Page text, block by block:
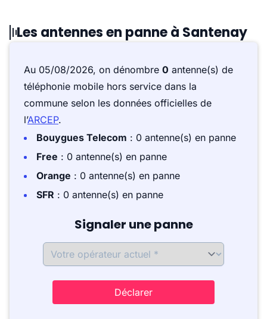
Les antennes en panne à Santenay
Au 05/08/2026, on dénombre 0 antenne(s) de
téléphonie mobile hors service dans la
commune selon les données officielles de
l’ARCEP.
Bouygues Telecom : 0 antenne(s) en panne
Free : 0 antenne(s) en panne
Orange : 0 antenne(s) en panne
SFR : 0 antenne(s) en panne
Signaler une panne
Déclarer